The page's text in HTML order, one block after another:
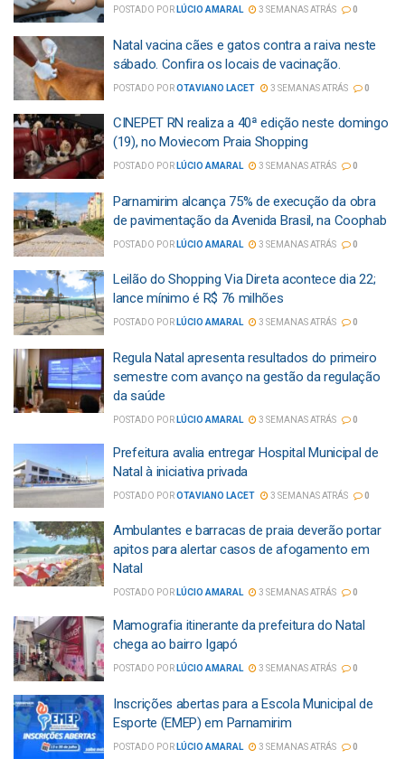
POSTADO POR LÚCIO AMARAL 3 SEMANAS ATRÁS 0
Natal vacina cães e gatos contra a raiva neste
sábado. Confira os locais de vacinação.
POSTADO POROTAVIANO LACET 3 SEMANAS ATRÁS 0
CINEPET RN realiza a 40ª edição neste domingo
(19), no Moviecom Praia Shopping
POSTADO POR LÚCIO AMARAL 3 SEMANAS ATRÁS 0
Parnamirim alcança 75% de execução da obra
de pavimentação da Avenida Brasil, na Coophab
POSTADO POR LÚCIO AMARAL 3 SEMANAS ATRÁS 0
Leilão do Shopping Via Direta acontece dia 22;
lance mínimo é R$ 76 milhões
POSTADO POR LÚCIO AMARAL 3 SEMANAS ATRÁS 0
Regula Natal apresenta resultados do primeiro
semestre com avanço na gestão da regulação
da saúde
POSTADO POR LÚCIO AMARAL 3 SEMANAS ATRÁS 0
Prefeitura avalia entregar Hospital Municipal de
Natal à iniciativa privada
POSTADO POROTAVIANO LACET 3 SEMANAS ATRÁS 0
Ambulantes e barracas de praia deverão portar
apitos para alertar casos de afogamento em
Natal
POSTADO POR LÚCIO AMARAL 3 SEMANAS ATRÁS 0
Mamografia itinerante da prefeitura do Natal
chega ao bairro Igapó
POSTADO POR LÚCIO AMARAL 3 SEMANAS ATRÁS 0
Inscrições abertas para a Escola Municipal de
Esporte (EMEP) em Parnamirim
POSTADO POR LÚCIO AMARAL 3 SEMANAS ATRÁS 0